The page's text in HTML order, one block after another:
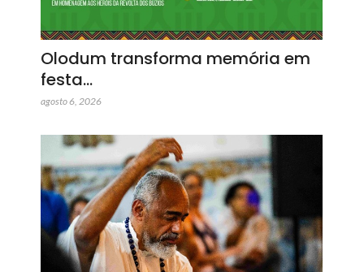
Olodum transforma memória em
festa…
agosto 6, 2026